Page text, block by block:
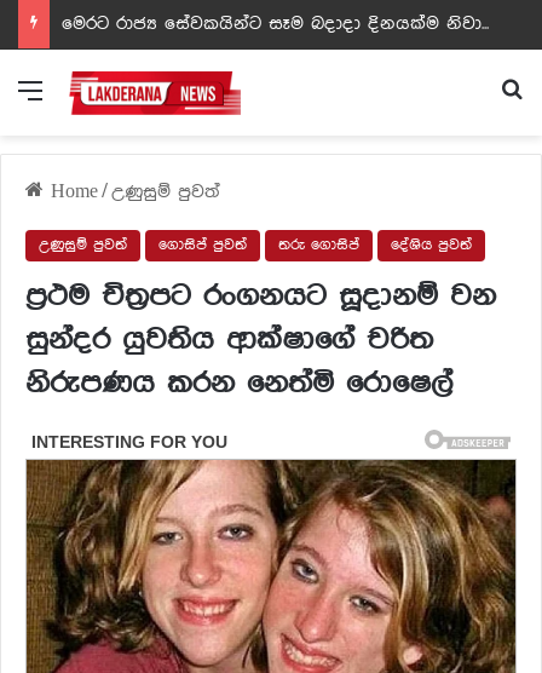
ඩඩ්ලිට දෙවෙනි නොවූ රත්න සහල් අධිපති..- PHOTOS
Menu
Home/උණුසුම් පුවත්
උණුසුම් පුවත් ගොසිප් පුවත් තරු ගොසිප් දේශිය පුවත්
ප්‍ර‍ථම චිත්‍ර‍පට රංගනයට සූදානම් වන
සුන්දර යුවතිය ආක්ෂාගේ චරිත
නිරුපණය කරන නෙත්මි රොෂෙල්